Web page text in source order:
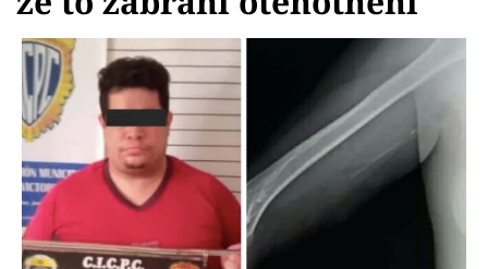
Youtubeři
Virály
Sex a vztahy
Videa
Sledujte prima+